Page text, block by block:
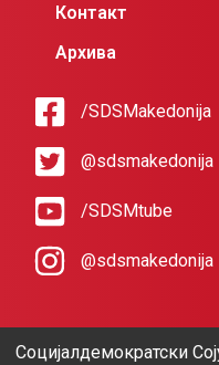
Контакт
Архива
/SDSMakedonija
@sdsmakedonija
/SDSMtube
@sdsmakedonija
Социјалдемократски